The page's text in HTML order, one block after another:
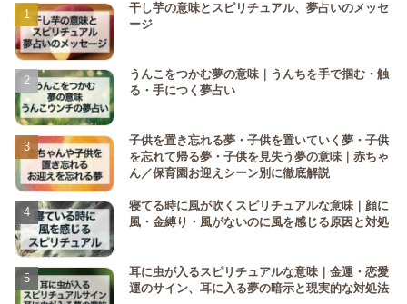
干し芋の意味とスピリチュアル、夢占いのメッセ
ージ
うんこをつかむ夢の意味｜うんちを手で掴む・触
る・手につく夢占い
子供を置き忘れる夢・子供を置いていく夢・子供
を忘れて帰る夢・子供を見失う夢の意味｜赤ちゃ
ん／保育園お迎えシーン別に徹底解説
寝てる時に風が吹くスピリチュアルな意味｜顔に
風・金縛り・風がないのに風を感じる原因と対処
耳に虫が入るスピリチュアルな意味｜金運・恋愛
運のサイン、耳に入る夢の暗示と現実的な対処法